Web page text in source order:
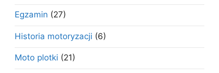
Egzamin (27)
Historia motoryzacji (6)
Moto plotki (21)